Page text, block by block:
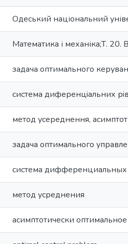
Одеський національний
Математика і механіка;Т. 20.
задача оптимального
система диференцiальних
метод усереднення,
задача оптимального
система
метод усреднения
асимптотически